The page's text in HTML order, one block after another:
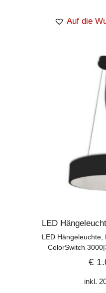
Auf die
LED
LED Hängeleuchte,
ColorSwitch
€
inkl.